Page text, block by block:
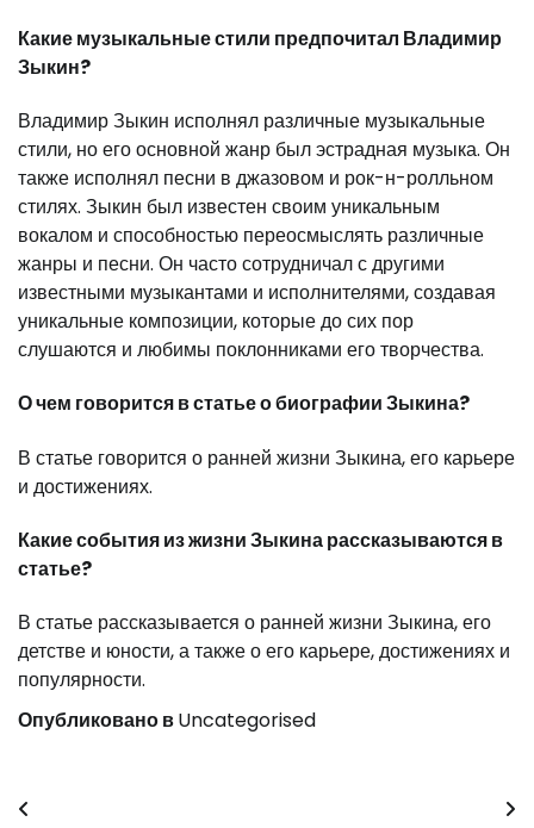
Какие музыкальные стили предпочитал Владимир
Зыкин?
Владимир Зыкин исполнял различные музыкальные
стили, но его основной жанр был эстрадная музыка. Он
также исполнял песни в джазовом и рок-н-ролльном
стилях. Зыкин был известен своим уникальным
вокалом и способностью переосмыслять различные
жанры и песни. Он часто сотрудничал с другими
известными музыкантами и исполнителями, создавая
уникальные композиции, которые до сих пор
слушаются и любимы поклонниками его творчества.
О чем говорится в статье о биографии Зыкина?
В статье говорится о ранней жизни Зыкина, его карьере
и достижениях.
Какие события из жизни Зыкина рассказываются в
статье?
В статье рассказывается о ранней жизни Зыкина, его
детстве и юности, а также о его карьере, достижениях и
популярности.
Опубликовано вUncategorised
Навигация